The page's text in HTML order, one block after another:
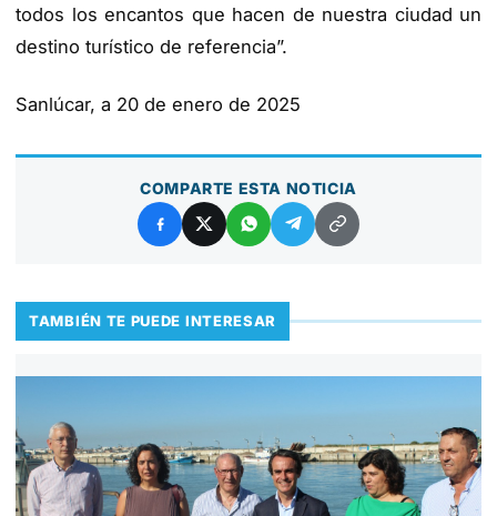
todos los encantos que hacen de nuestra ciudad un
destino turístico de referencia”.
Sanlúcar, a 20 de enero de 2025
COMPARTE ESTA NOTICIA
TAMBIÉN TE PUEDE INTERESAR